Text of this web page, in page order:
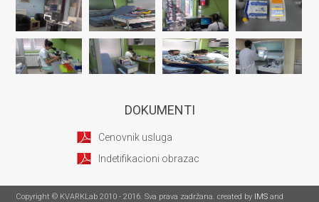
DOKUMENTI
Cenovnik usluga
Indetifikacioni obrazac
Copyright © KVARKLab 2010 - 2016. Sva prava zadržana. created by IMS and